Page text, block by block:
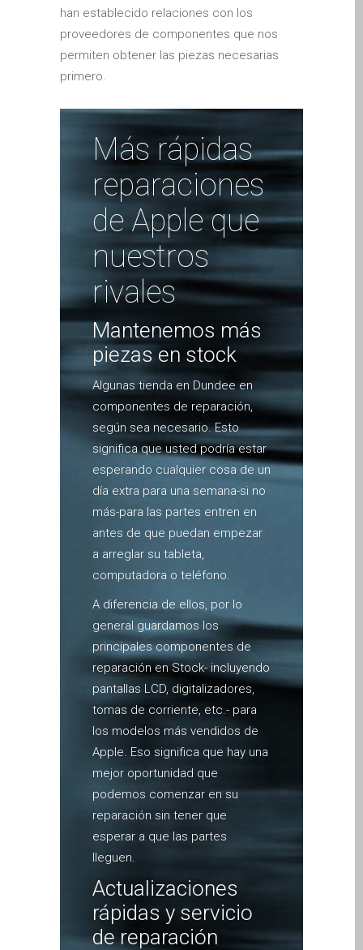
Apple iPod-Reparatur in
Dundee
Apple Mac Pro Reparatur
Apple MacBook-
Ladegeräte in Dundee –
Netzteile
Austausch der Batterie für
Ihr iPhone und iPad
Diehard Apple-Fans für
immer!
Generalüberholte Apple-
Mac-Computer in Dundee
Kontaktieren Sie uns
Kundenaussagen
Reparatur von Apple Mac
OS X und macOS in
Dundee
Reparaturen für das Apple
iPhone
Reparaturen für das Apple
MacBook Serie
Dunkler Bildschirm bei
MacBook, Pro, Air und Neo
Reparatur von Apple
MacBook-Displays mit
Rissen in Dundee – Pro,
Air und Neo
Schnell-Reparatur-Service
Warum vertrauen Mac-
Reparatur mit Ihrem
Apple?
es (Español)
Apple iPad Tablet
Reparación
Batería de repuesto para
han establecido relaciones con los
proveedores de componentes que nos
permiten obtener las piezas necesarias
primero.
Más rápidas
reparaciones
de Apple que
nuestros
rivales
Mantenemos más
piezas en stock
Algunas tienda en Dundee en
componentes de reparación,
según sea necesario. Esto
significa que usted podría estar
esperando cualquier cosa de un
día extra para una semana-si no
más-para las partes entren en
antes de que puedan empezar
a arreglar su tableta,
computadora o teléfono.
A diferencia de ellos, por lo
general guardamos los
principales componentes de
reparación en Stock- incluyendo
pantallas LCD, digitalizadores,
tomas de corriente, etc.- para
los modelos más vendidos de
Apple. Eso significa que hay una
mejor oportunidad que
podemos comenzar en su
reparación sin tener que
esperar a que las partes
lleguen.
Actualizaciones
rápidas y servicio
de reparación